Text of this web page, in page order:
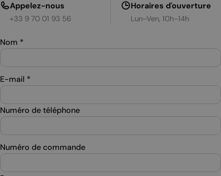
Appelez-nous
+33 9 70 01 93 56
Horaires d'ouverture
Lun–Ven, 10h–14h
Nom *
E-mail *
Numéro de téléphone
Numéro de commande